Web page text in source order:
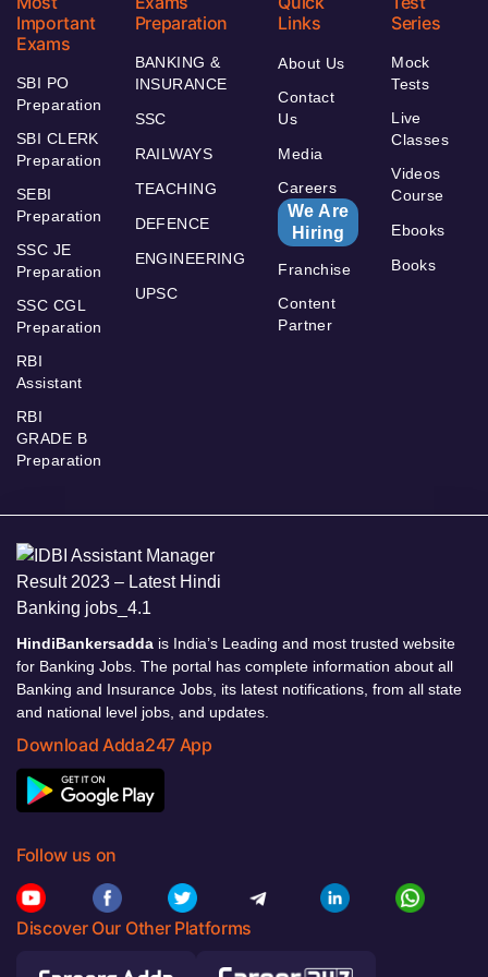
Most
Important
Exams
SBI PO
Preparation
SBI CLERK
Preparation
SEBI
Preparation
SSC JE
Preparation
SSC CGL
Preparation
RBI
Assistant
RBI
GRADE B
Preparation
Exams
Preparation
BANKING &
INSURANCE
SSC
RAILWAYS
TEACHING
DEFENCE
ENGINEERING
UPSC
Quick
Links
About Us
Contact
Us
Media
Careers
We Are
Hiring
Franchise
Content
Partner
Test
Series
Mock
Tests
Live
Classes
Videos
Course
Ebooks
Books
HindiBankersadda is India’s Leading and most trusted website
for Banking Jobs. The portal has complete information about all
Banking and Insurance Jobs, its latest notifications, from all state
and national level jobs, and updates.
Download Adda247 App
Follow us on
Discover Our Other Platforms